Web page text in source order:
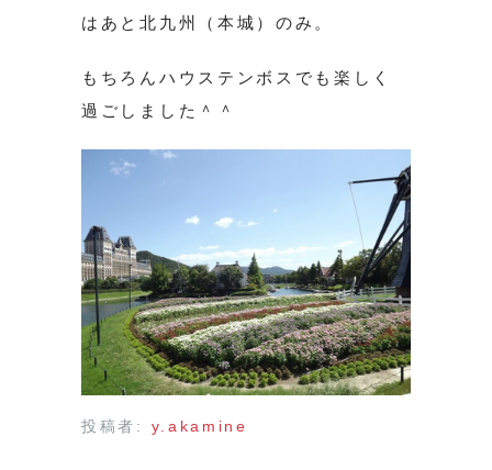
はあと北九州（本城）のみ。
もちろんハウステンボスでも楽しく
過ごしました＾＾
投稿者: y.akamine